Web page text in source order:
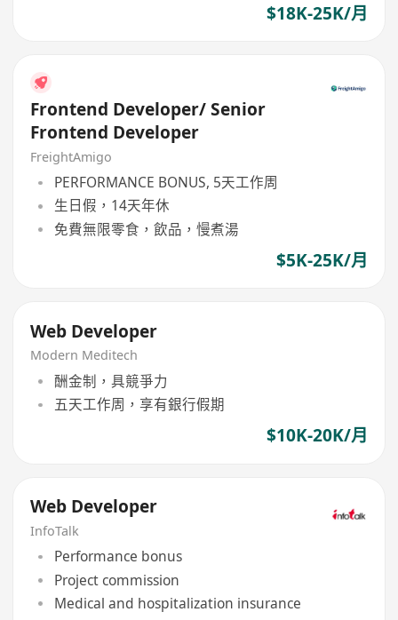
$18K-25K/月
Frontend Developer/ Senior
Frontend Developer
FreightAmigo
PERFORMANCE BONUS, 5天工作周
生日假，14天年休
免費無限零食，飲品，慢煮湯
$5K-25K/月
Web Developer
Modern Meditech
酬金制，具競爭力
五天工作周，享有銀行假期
$10K-20K/月
Web Developer
InfoTalk
Performance bonus
Project commission
Medical and hospitalization insurance